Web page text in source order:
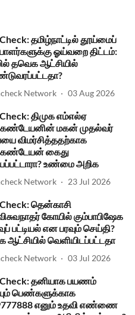
தமிழ்நாட்டில் தூய்மைப்
ஓய்வறை திட்டம்:
தவெக ஆட்சியில்
Network 03 Aug 2026
திமுக எம்எல்ஏ
மகன் முதல்வர்
விமர்சித்ததற்காக
கைது
உண்மை அறிக
Network 23 Jul 2026
தென்காசி
கோயில் கும்பாபிஷேக
பட்டியல் என பரவும் செய்தி?
ஆட்சியில் வெளியிடப்பட்டதா
Network 03 Jul 2026
Check: தனியாக பயணம்
பெண்களுக்காக
எனும் உதவி எண்ணை